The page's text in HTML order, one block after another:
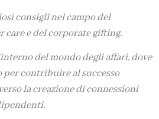
consigli nel campo del
care e del corporate gifting.
del mondo degli affari, dove
per contribuire al successo
la creazione di connessioni